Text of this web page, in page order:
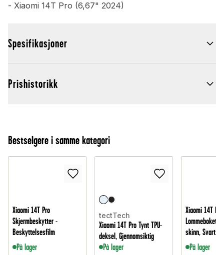
- Xiaomi 14T Pro (6,67" 2024)
Spesifikasjoner
Prishistorikk
Bestselgere i samme kategori
Xiaomi 14T Pro
Skjermbeskytter -
Beskyttelsesfilm
På lager
tectTech
Xiaomi 14T Pro Tynt TPU-
deksel, Gjennomsiktig
På lager
Xiaomi 14T Pro
skinn, Svart
På lager